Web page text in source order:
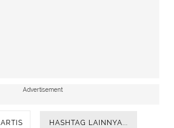
Advertisement
ARTIS HASHTAG LAINNYA...